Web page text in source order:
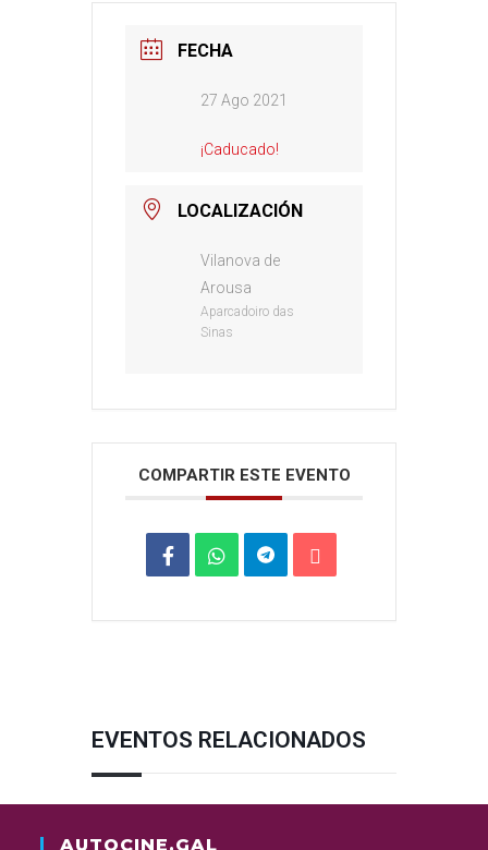
FECHA
27 Ago 2021
¡Caducado!
LOCALIZACIÓN
Vilanova de
Arousa
Aparcadoiro das
Sinas
COMPARTIR ESTE EVENTO
EVENTOS RELACIONADOS
AUTOCINE.GAL